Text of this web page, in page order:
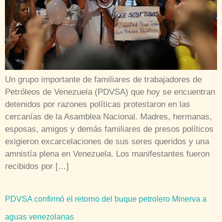
Un grupo importante de familiares de trabajadores de
Petróleos de Venezuela (PDVSA) que hoy se encuentran
detenidos por razones políticas protestaron en las
cercanías de la Asamblea Nacional. Madres, hermanas,
esposas, amigos y demás familiares de presos políticos
exigieron excarcelaciones de sus seres queridos y una
amnistía plena en Venezuela. Los manifestantes fueron
recibidos por […]
PDVSA confirmó el retorno del buque petrolero Minerva a
aguas venezolanas